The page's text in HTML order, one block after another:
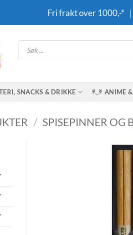
Fri frakt over 1000,-*
Products
search
SNACKS & DRIKKE ANIME
/ SPISEPINNER OG